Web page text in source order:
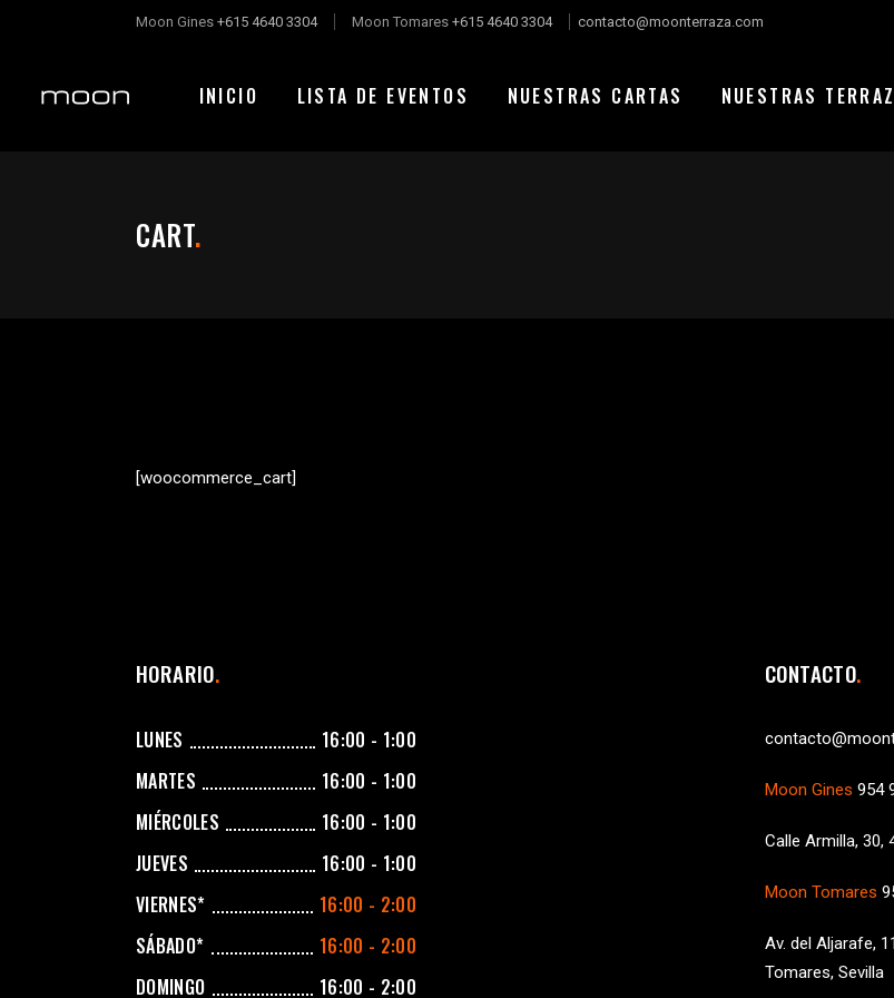
Moon Gines +615 4640 3304 Moon Tomares +615 4640 3304 contacto@moonterraza.com
INICIO LISTA DE EVENTOS NUESTRAS CARTAS NUESTRAS
CART.
[woocommerce_cart]
HORARIO
LUNES
16:00 - 1:00
MARTES
16:00 - 1:00
MIÉRCOLES
16:00 - 1:00
JUEVES
16:00 - 1:00
VIERNES*
16:00 - 2:00
SÁBADO*
16:00 - 2:00
DOMINGO
16:00 - 2:00
CONTACTO
Moon Gines 954
Calle Armilla, 30,
Moon Tomares
Av. del Aljarafe,
Tomares, Sevilla